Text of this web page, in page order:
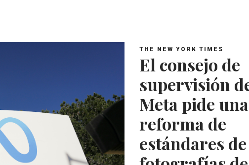
THE NEW YORK TIMES
El consejo de
supervisión
Meta pide una
reforma de
estándares de